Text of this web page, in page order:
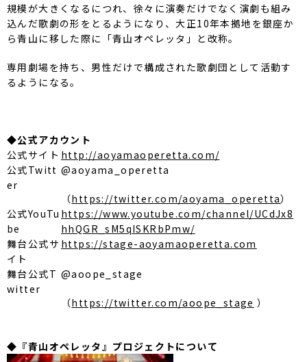
規模が大きくなるにつれ、 徐々に演奏だけでなく演劇も組み
込んだ歌劇の形をとるようになり 、大正10年本拠地を銀座か
ら青山に移した際に「青山オペレッタ」と改称。
専用劇場を持ち、男性だけで構成された歌劇団として活動す
るようになる。
◆公式アカウント
公式サイト http://aoyamaoperetta.com/
公式Twitt
er
@aoyama_operetta
（https://twitter.com/aoyama_operetta）
公式YouTu
be
https://www.youtube.com/channel/UCdJx8
hhQGR_sM5qISKRbPmw/
舞台公式サ
イト
https://stage-aoyamaoperetta.com
舞台公式T
witter
@aoope_stage
（https://twitter.com/aoope_ stage ）
◆ 『青山オペレッタ』プロジェクトについて